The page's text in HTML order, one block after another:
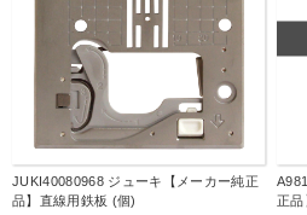
JUKI40080968 ジューキ【メーカー純正
品】直線用鉄板 (個)
正